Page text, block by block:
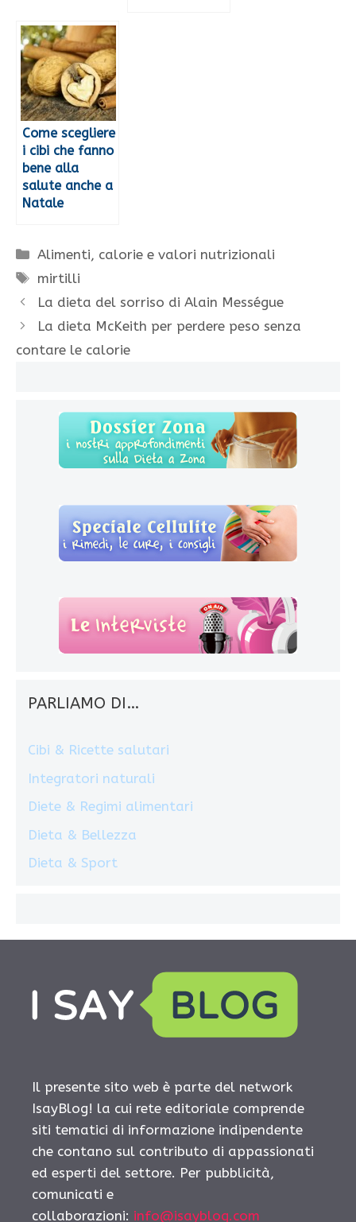
Come scegliere
i cibi che fanno
bene alla
salute anche a
Natale
Categorie
Alimenti, calorie e valori nutrizionali
Tag
mirtilli
La dieta del sorriso di Alain Mességue
La dieta McKeith per perdere peso senza
contare le calorie
PARLIAMO DI…
Cibi & Ricette salutari
Integratori naturali
Diete & Regimi alimentari
Dieta & Bellezza
Dieta & Sport
Il presente sito web è parte del network
IsayBlog! la cui rete editoriale comprende
siti tematici di informazione indipendente
che contano sul contributo di appassionati
ed esperti del settore. Per pubblicità,
comunicati e
collaborazioni: info@isayblog.com